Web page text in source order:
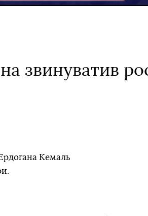
звинуватив
Кемаль